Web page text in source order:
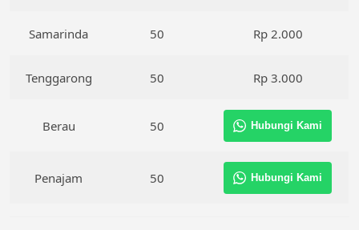
Samarinda 50 Rp 2.000
Tenggarong 50 Rp 3.000
Berau 50 Hubungi Kami
Penajam 50 Hubungi Kami